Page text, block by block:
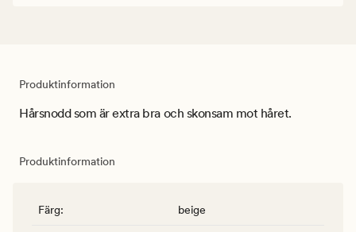
Produktinformation
Hårsnodd som är extra bra och skonsam mot håret.
Produktinformation
Färg: beige